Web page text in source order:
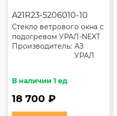
A21R23-5206010-10
Стекло ветрового окна с
подогревом УРАЛ-NEXT
Производитель: АЗ
УРАЛ
В наличии 1 ед
18 700 ₽